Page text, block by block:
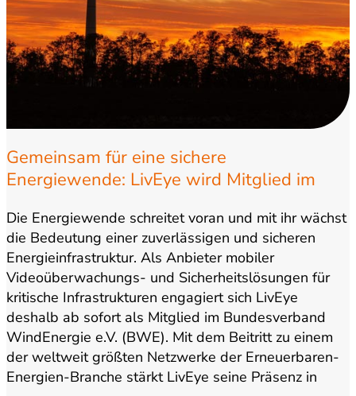
Gemeinsam für eine sichere
Energiewende: LivEye wird Mitglied im
Die Energiewende schreitet voran und mit ihr wächst
die Bedeutung einer zuverlässigen und sicheren
Energieinfrastruktur. Als Anbieter mobiler
Videoüberwachungs- und Sicherheitslösungen für
kritische Infrastrukturen engagiert sich LivEye
deshalb ab sofort als Mitglied im Bundesverband
WindEnergie e.V. (BWE). Mit dem Beitritt zu einem
der weltweit größten Netzwerke der Erneuerbaren-
Energien-Branche stärkt LivEye seine Präsenz in